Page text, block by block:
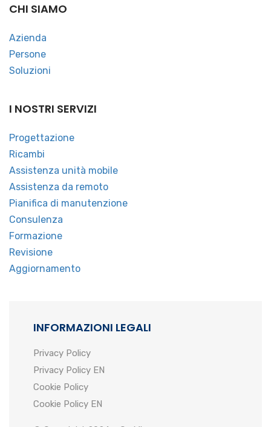
CHI SIAMO
Azienda
Persone
Soluzioni
I NOSTRI SERVIZI
Progettazione
Ricambi
Assistenza unità mobile
Assistenza da remoto
Pianifica di manutenzione
Consulenza
Formazione
Revisione
Aggiornamento
INFORMAZIONI LEGALI
Privacy Policy
Privacy Policy EN
Cookie Policy
Cookie Policy EN